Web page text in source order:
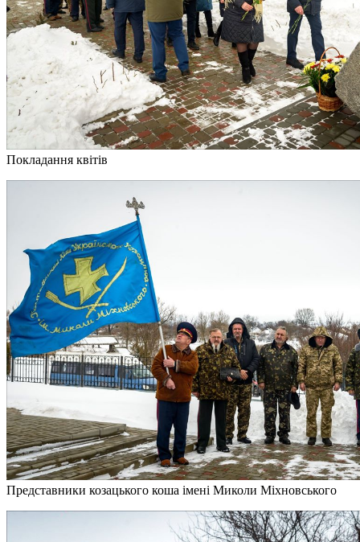
Покладання квітів
Представники козацького коша імені Миколи Міхновського